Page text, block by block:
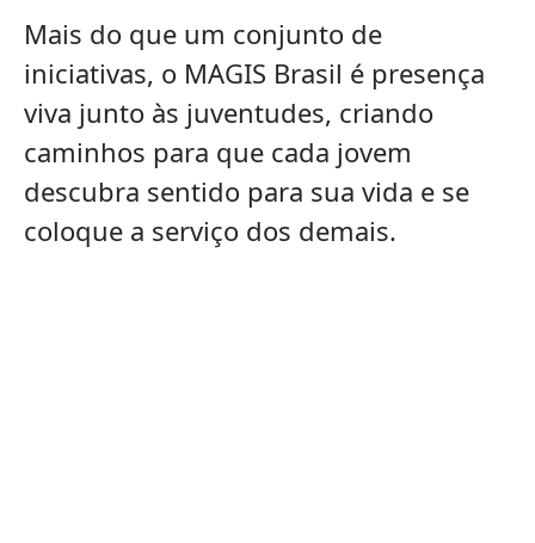
Mais do que um conjunto de
iniciativas, o MAGIS Brasil é presença
viva junto às juventudes, criando
caminhos para que cada jovem
descubra sentido para sua vida e se
coloque a serviço dos demais.